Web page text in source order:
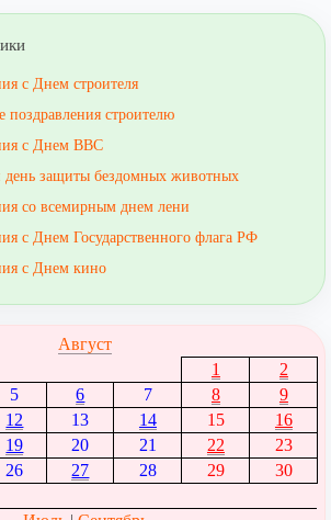
с Днем строителя
поздравления строителю
с Днем ВВС
защиты бездомных животных
со всемирным днем лени
с Днем Государственного флага РФ
с Днем кино
Август
1
2
5 6 7 8
9
12 13 14 15
16
19 20 21 22
23
26 27 28 29
30